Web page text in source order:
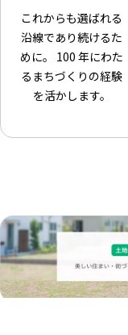
これからも選ばれる
沿線であり続けるた
めに。 100 年にわた
るまちづくりの経験
を活かします。